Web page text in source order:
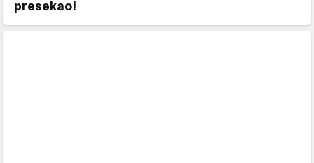
presekao!